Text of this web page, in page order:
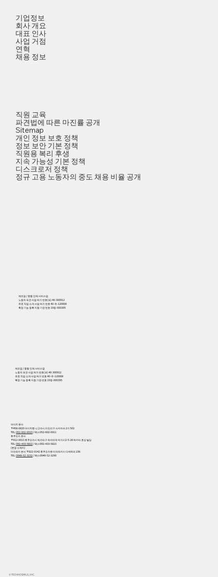
기업정보
회사 개요
대표 인사
사업 거점
연혁
채용 정보
직원 교육
파견법에 따른 마진률 공개
Sitemap
개인 정보 보호 정책
정보 보안 기본 정책
직원용 복리 후생
지속 가능성 기본 정책
디스크로저 정책
정규 고용 노동자의 중도 채용 비율 공개
제조업 / 종합 인재 서비스업
노동자 파견 사업 허가 번호(파) 40-300912
유료 직업 소개 사업 허가 번호 40-유-120008
특정 기능 등록 지원 기관 번호 19등-000395
제조업 / 종합 인재 서비스업
노동자 파견 사업 허가 번호(파) 40-300912
유료 직업 소개 사업 허가 번호 40-유-120008
특정 기능 등록 지원 기관 번호 19등-000395
아이치 본사
〒458-0820 아이치현 나고야시 미도리구 사카마쓰 2가 502
TEL:052-602-6910/ 팩스:052-602-6911
후쿠오카 본사
〒812-0013 후쿠오카시 하카타구 하카타역 히가시2-5-28 하카타 효성 빌딩
TEL:092-433-5822/ 팩스:092-433-5823
(본점 소재지)
미야와카 본사 〒822-0142 후쿠오카현 미야와카시 다케하라 236
TEL:0949-52-3232/ 팩스:0949-52-3290
© TECHNOSMILE, INC.